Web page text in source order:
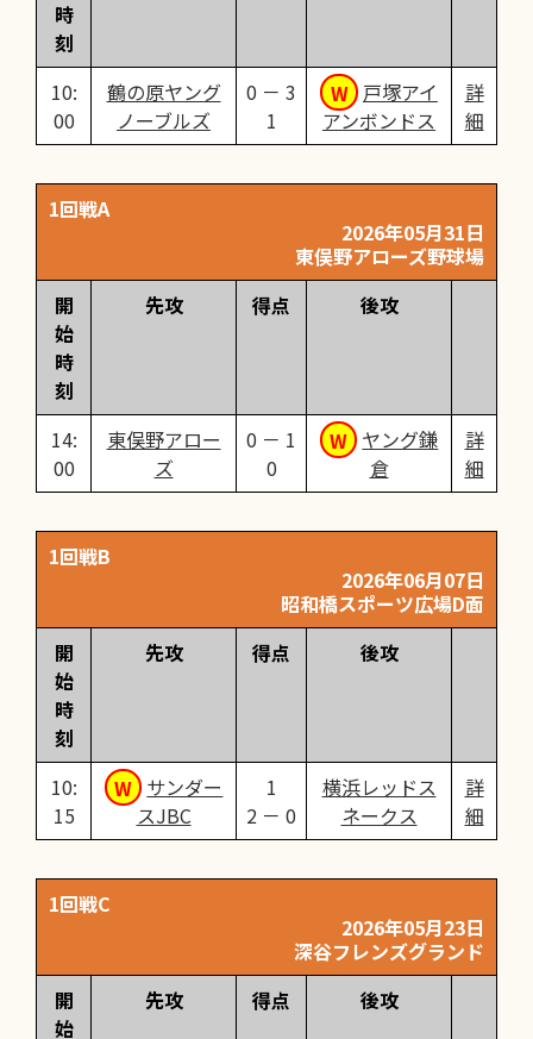
時
刻
10:
00
鶴の原ヤング
ノーブルズ
0 － 3
1
戸塚アイ
アンボンドス
詳
細
1回戦A
2026年05月31日
東俣野アローズ野球場
開
始
時
刻
先攻 得点 後攻
14:
00
東俣野アロー
ズ
0 － 1
0
ヤング鎌
倉
詳
細
1回戦B
2026年06月07日
昭和橋スポーツ広場D面
開
始
時
刻
先攻 得点 後攻
10:
15
サンダー
スJBC
1
2 － 0
横浜レッドス
ネークス
詳
細
1回戦C
2026年05月23日
深谷フレンズグランド
開
始
先攻 得点 後攻